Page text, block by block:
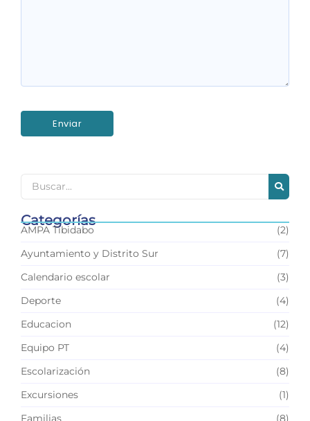
Categorías
AMPA Tibidabo
(2)
Ayuntamiento y Distrito Sur
(7)
Calendario escolar
(3)
Deporte
(4)
Educacion
(12)
Equipo PT
(4)
Escolarización
(8)
Excursiones
(1)
Familias
(8)